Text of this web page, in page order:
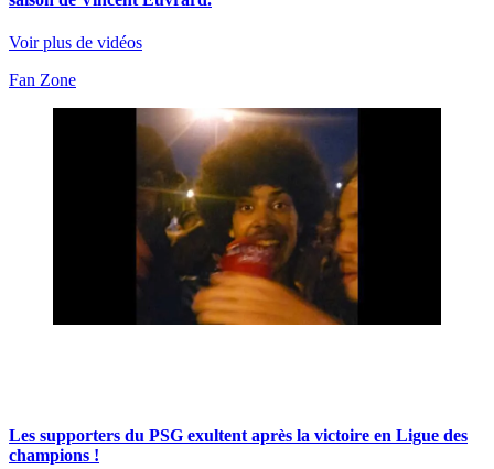
Voir plus de vidéos
Fan Zone
Les supporters du PSG exultent après la victoire en Ligue des
champions !